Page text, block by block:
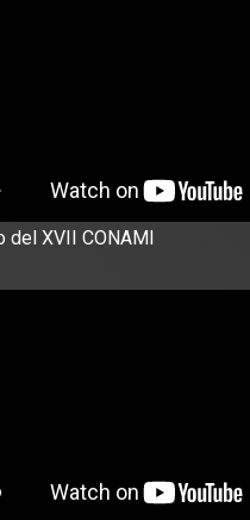
del XVII CONAMI